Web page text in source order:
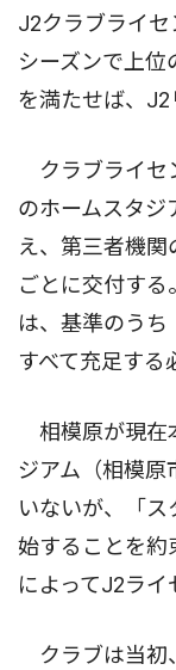
J2クラブライ
シーズンで上
を満たせば、J2
クラブライセ
のホームスタジ
え、第三者機関
ごとに交付す
は、基準のうち
すべて充足する
相模原が現在
ジアム（相模原
いないが、「ス
始することを約
によってJ2ライ
クラブは当初